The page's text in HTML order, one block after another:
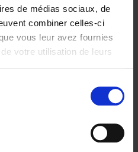
de médias sociaux, de
combiner celles-ci
vous leur avez fournies
votre utilisation de leurs
99
marketing like a PRO -
revised edition (EN)